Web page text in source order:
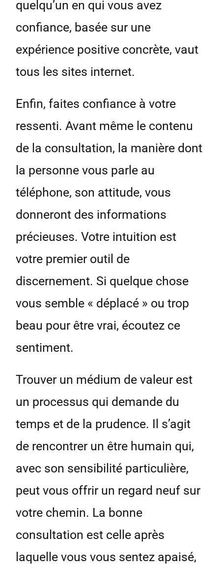
quelqu’un en qui vous avez
confiance, basée sur une
expérience positive concrète, vaut
tous les sites internet.
Enfin, faites confiance à votre
ressenti. Avant même le contenu
de la consultation, la manière dont
la personne vous parle au
téléphone, son attitude, vous
donneront des informations
précieuses. Votre intuition est
votre premier outil de
discernement. Si quelque chose
vous semble « déplacé » ou trop
beau pour être vrai, écoutez ce
sentiment.
Trouver un médium de valeur est
un processus qui demande du
temps et de la prudence. Il s’agit
de rencontrer un être humain qui,
avec son sensibilité particulière,
peut vous offrir un regard neuf sur
votre chemin. La bonne
consultation est celle après
laquelle vous vous sentez apaisé,